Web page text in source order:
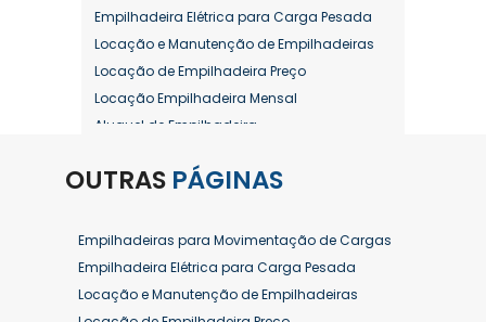
Empilhadeira Elétrica para Carga Pesada
Locação e Manutenção de Empilhadeiras
Locação de Empilhadeira Preço
Locação Empilhadeira Mensal
Aluguel de Empilhadeira
Aluguel de Empilhadeira Diária Valor
Aluguel de Empilhadeira Elétrica Preço
Aluguel de Empilhadeira Mensal
Aluguel de Empilhadeira Preço
Aluguel de Empilhadeira Valor
OUTRAS PÁGINAS
Empilhadeiras para Movimentação de Cargas
Empilhadeira Elétrica para Carga Pesada
Locação e Manutenção de Empilhadeiras